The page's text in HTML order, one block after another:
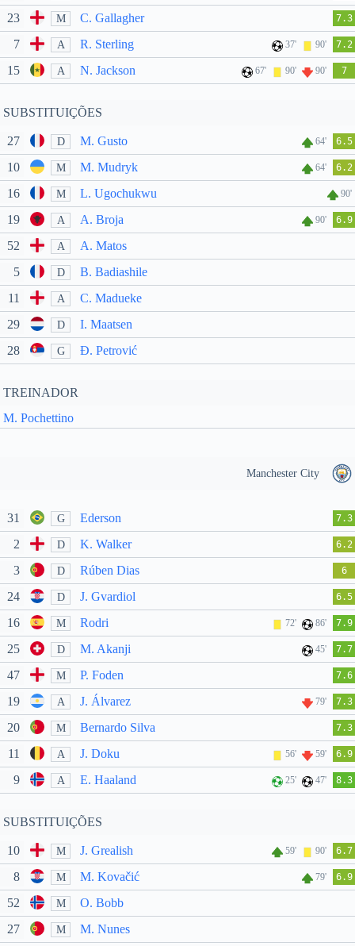
23 M C. Gallagher 7.3
7 A R. Sterling 37' 90' 7.2
15 A N. Jackson 67' 90' 90' 7
SUBSTITUIÇÕES
27 D M. Gusto 64' 6.5
10 M M. Mudryk 64' 6.2
16 M L. Ugochukwu 90'
19 A A. Broja 90' 6.9
52 A
A. Matos
5
D
B. Badiashile
11
A
C. Madueke
29
D
I. Maatsen
28
G Đ. Petrović
TREINADOR
M. Pochettino
Manchester City
31 G Ederson 7.3
2 D K. Walker 6.2
3 D Rúben Dias 6
24 D J. Gvardiol 6.5
16 M Rodri 72' 86' 7.9
25 D M. Akanji 45' 7.7
47 M P. Foden 7.6
19 A J. Álvarez 79' 7.3
20 M Bernardo Silva 7.3
11 A J. Doku 56' 59' 6.9
9 A E. Haaland 25' 47' 8.3
SUBSTITUIÇÕES
10 M J. Grealish 59' 90' 6.7
8 M M. Kovačić 79' 6.9
52 M
O. Bobb
27
M M. Nunes